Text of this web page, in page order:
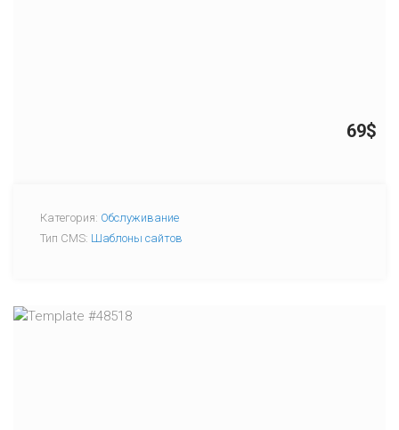
69$
Категория: Обслуживание
Тип CMS: Шаблоны сайтов